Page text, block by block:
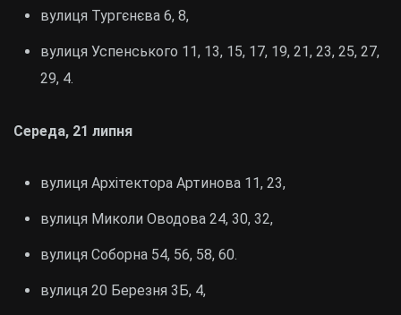
вулиця Тургєнєва 6, 8,
вулиця Успенського 11, 13, 15, 17, 19, 21, 23, 25, 27,
29, 4.
Середа, 21 липня
вулиця Архітектора Артинова 11, 23,
вулиця Миколи Оводова 24, 30, 32,
вулиця Соборна 54, 56, 58, 60.
вулиця 20 Березня 3Б, 4,